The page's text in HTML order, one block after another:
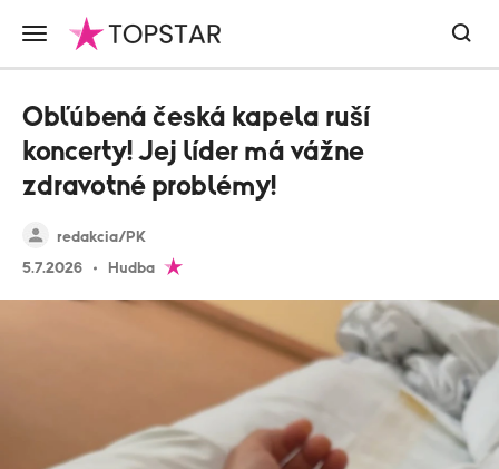
redakcia/PK
5.7.2026
Hudba
Obľúbená česká kapela ruší
koncerty! Jej líder má vážne
zdravotné problémy!